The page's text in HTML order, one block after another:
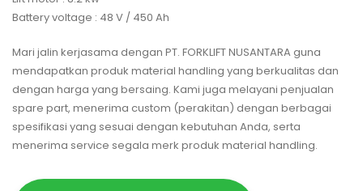
Battery voltage : 48 V / 450 Ah
Mari jalin kerjasama dengan PT. FORKLIFT NUSANTARA guna
mendapatkan produk material handling yang berkualitas dan
dengan harga yang bersaing. Kami juga melayani penjualan
spare part, menerima custom (perakitan) dengan berbagai
spesifikasi yang sesuai dengan kebutuhan Anda, serta
menerima service segala merk produk material handling.